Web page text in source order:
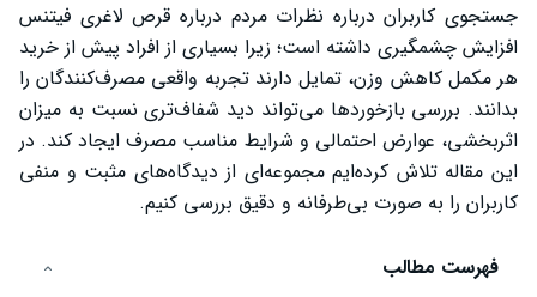
جستجوی کاربران درباره نظرات مردم درباره قرص لاغری فیتنس
افزایش چشمگیری داشته است؛ زیرا بسیاری از افراد پیش از خرید
هر مکمل کاهش وزن، تمایل دارند تجربه واقعی مصرف‌کنندگان را
بدانند. بررسی بازخوردها می‌تواند دید شفاف‌تری نسبت به میزان
اثربخشی، عوارض احتمالی و شرایط مناسب مصرف ایجاد کند. در
این مقاله تلاش کرده‌ایم مجموعه‌ای از دیدگاه‌های مثبت و منفی
کاربران را به صورت بی‌طرفانه و دقیق بررسی کنیم.
فهرست مطالب